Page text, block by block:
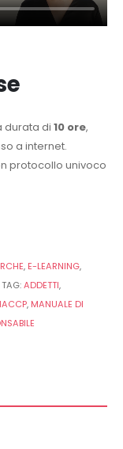
durata di 10 ore,
a internet.
protocollo univoco
, E-LEARNING,
TAG:ADDETTI,
, MANUALE DI